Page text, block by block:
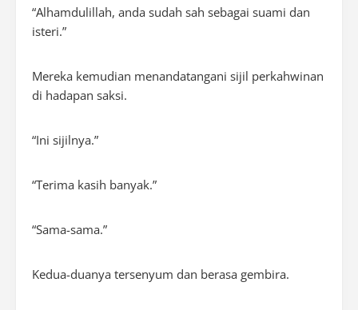
“Alhamdulillah, anda sudah sah sebagai suami dan
isteri.”
Mereka kemudian menandatangani sijil perkahwinan
di hadapan saksi.
“Ini sijilnya.”
“Terima kasih banyak.”
“Sama-sama.”
Kedua-duanya tersenyum dan berasa gembira.